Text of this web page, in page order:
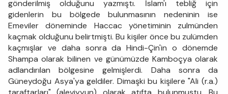
gönderilmiş olduğunu yazmıştı. İslam'ı tebliğ için
gidenlerin bu bölgede bulunmasının nedeninin ise
Emeviler döneminde Haccac yönetiminin zulmünden
kaçmak olduğunu belirtmişti. Bu kişiler önce bu zulümden
kaçmışlar ve daha sonra da Hindi-Çin'in o dönemde
Shampa olarak bilinen ve günümüzde Kamboçya olarak
adlandırılan bölgesine gelmişlerdi. Daha sonra da
Güneydoğu Asya'ya geldiler. Dimaşki bu kişilere "Ali (r.a.)